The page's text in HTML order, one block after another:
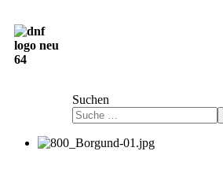
Suchen